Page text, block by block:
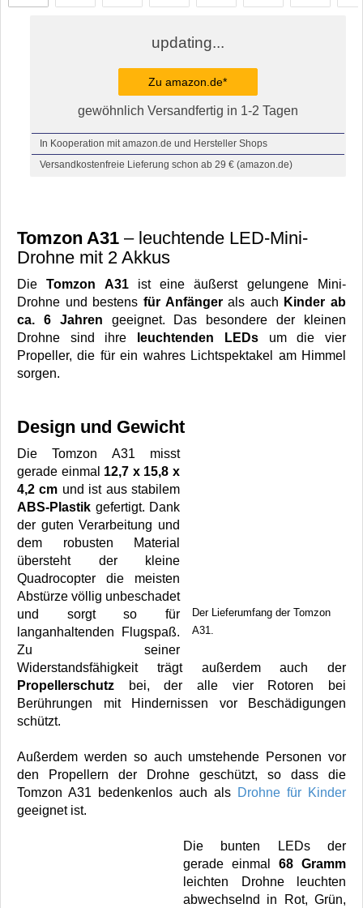
updating...
Zu amazon.de*
gewöhnlich Versandfertig in 1-2 Tagen
In Kooperation mit amazon.de und Hersteller Shops
Versandkostenfreie Lieferung schon ab 29 € (amazon.de)
Tomzon A31 – leuchtende LED-Mini-
Drohne mit 2 Akkus
DieTomzon A31ist eine äußerst gelungene Mini-
Drohne und bestens für Anfängerals auch Kinder ab
ca. 6 Jahren geeignet. Das besondere der kleinen
Drohne sind ihre
leuchtenden LEDsum die vier
Propeller, die für ein wahres Lichtspektakel am Himmel
sorgen.
Design und Gewicht
Der Lieferumfang der Tomzon
A31.
Die Tomzon A31 misst
gerade einmal 12,7 x 15,8 x
4,2 cm und ist aus stabilem
ABS-Plastik gefertigt. Dank
der guten Verarbeitung und
dem robusten Material
übersteht der kleine
Quadrocopter die meisten
Abstürze völlig unbeschadet
und sorgt so für
langanhaltenden Flugspaß.
Zu seiner
Widerstandsfähigkeit trägt außerdem auch der
Propellerschutz bei, der alle vier Rotoren bei
Berührungen mit Hindernissen vor Beschädigungen
schützt.
Außerdem werden so auch umstehende Personen vor
den Propellern der Drohne geschützt, so dass die
Tomzon A31 bedenkenlos auch als Drohne für Kinder
geeignet ist.
Die bunten LEDs der
gerade einmal 68 Gramm
leichten Drohne leuchten
abwechselnd in Rot, Grün,